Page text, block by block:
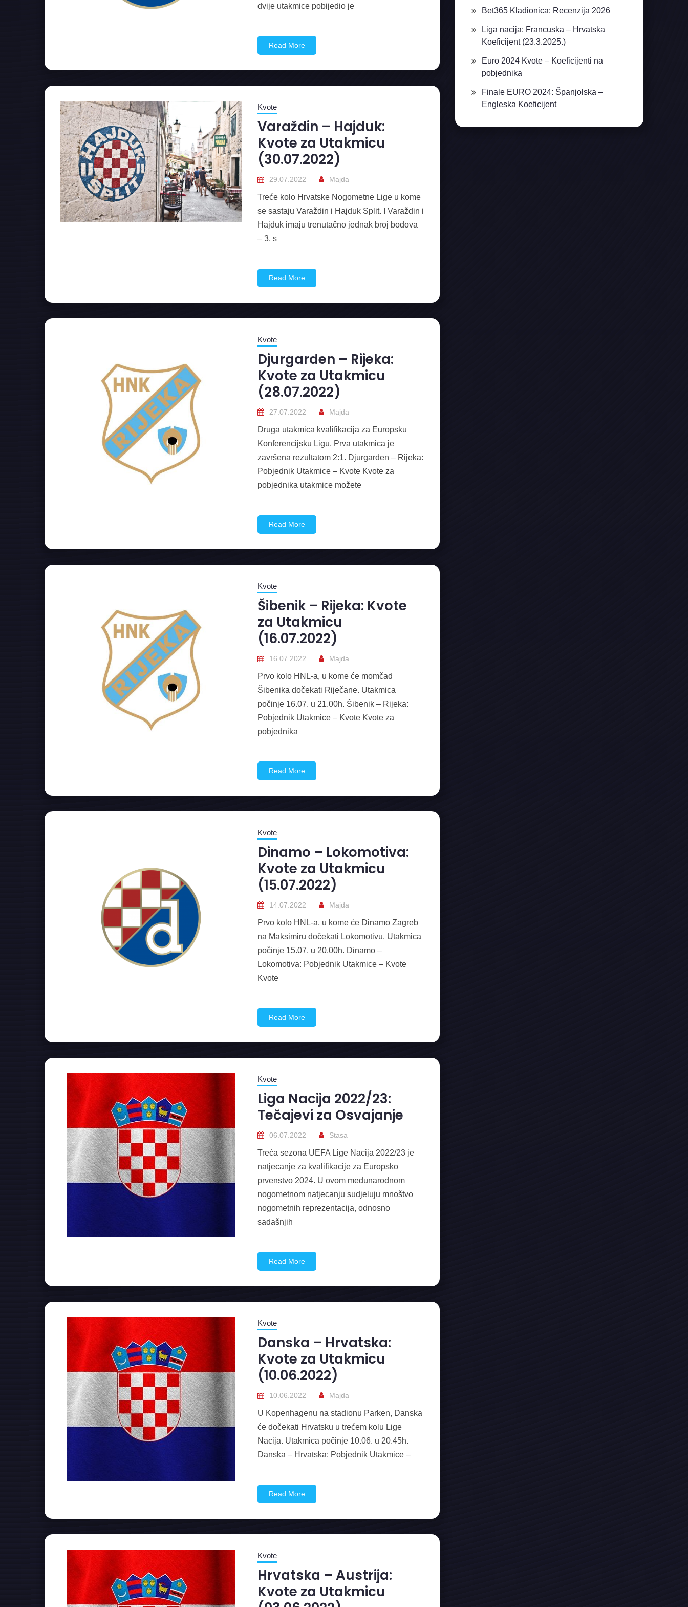
dvije utakmice pobijedio je
Read More
Kvote
Varaždin – Hajduk:
Kvote za Utakmicu
(30.07.2022)
29.07.2022 Majda
Treće kolo Hrvatske Nogometne Lige u kome
se sastaju Varaždin i Hajduk Split. I Varaždin i
Hajduk imaju trenutačno jednak broj bodova
– 3, s
Read More
Kvote
Djurgarden – Rijeka:
Kvote za Utakmicu
(28.07.2022)
27.07.2022 Majda
Druga utakmica kvalifikacija za Europsku
Konferencijsku Ligu. Prva utakmica je
završena rezultatom 2:1. Djurgarden – Rijeka:
Pobjednik Utakmice – Kvote Kvote za
pobjednika utakmice možete
Read More
Kvote
Šibenik – Rijeka: Kvote
za Utakmicu
(16.07.2022)
16.07.2022 Majda
Prvo kolo HNL-a, u kome će momčad
Šibenika dočekati Riječane. Utakmica
počinje 16.07. u 21.00h. Šibenik – Rijeka:
Pobjednik Utakmice – Kvote Kvote za
pobjednika
Read More
Kvote
Dinamo – Lokomotiva:
Kvote za Utakmicu
(15.07.2022)
14.07.2022 Majda
Prvo kolo HNL-a, u kome će Dinamo Zagreb
na Maksimiru dočekati Lokomotivu. Utakmica
počinje 15.07. u 20.00h. Dinamo –
Lokomotiva: Pobjednik Utakmice – Kvote
Kvote
Read More
Kvote
Liga Nacija 2022/23:
Tečajevi za Osvajanje
06.07.2022 Stasa
Treća sezona UEFA Lige Nacija 2022/23 je
natjecanje za kvalifikacije za Europsko
prvenstvo 2024. U ovom međunarodnom
nogometnom natjecanju sudjeluju mnoštvo
nogometnih reprezentacija, odnosno
sadašnjih
Read More
Kvote
Danska – Hrvatska:
Kvote za Utakmicu
(10.06.2022)
10.06.2022 Majda
U Kopenhagenu na stadionu Parken, Danska
će dočekati Hrvatsku u trećem kolu Lige
Nacija. Utakmica počinje 10.06. u 20.45h.
Danska – Hrvatska: Pobjednik Utakmice –
Read More
Kvote
Hrvatska – Austrija:
Kvote za Utakmicu
Bet365 Kladionica: Recenzija 2026
Liga nacija: Francuska – Hrvatska
Koeficijent (23.3.2025.)
Euro 2024 Kvote – Koeficijenti na
pobjednika
Finale EURO 2024: Španjolska –
Engleska Koeficijent